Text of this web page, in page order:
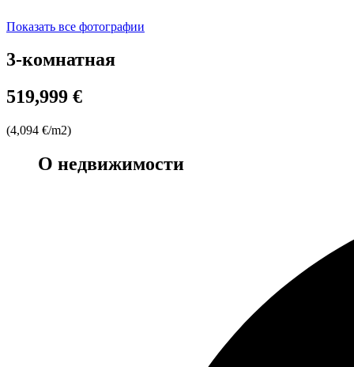
Показать все фотографии
3-комнатная
519,999 €
(4,094 €/m2)
О недвижимости